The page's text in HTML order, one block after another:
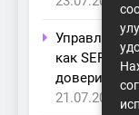
Управление
как SERM
доверия и
21.07.2026